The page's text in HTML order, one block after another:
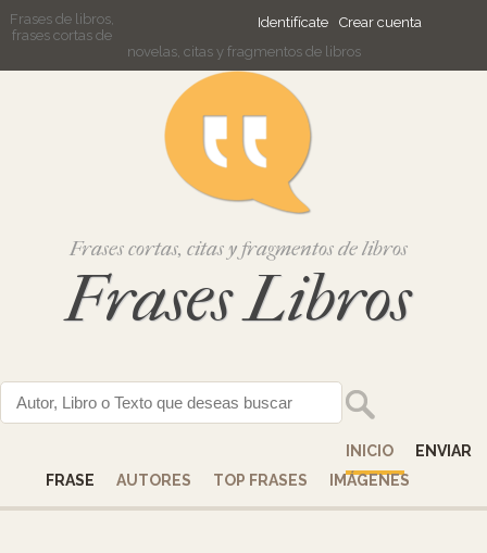
Identifícate Crear cuenta
Frases de libros,
frases cortas de
novelas, citas y fragmentos de libros
Frases cortas, citas y fragmentos de libros
Frases Libros
INICIO
ENVIAR
FRASE
AUTORES TOP FRASES IMÁGENES